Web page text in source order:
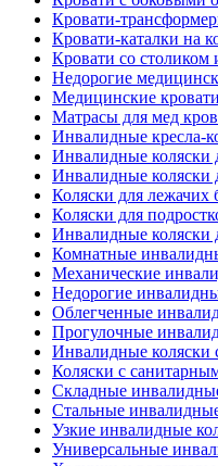
Кровати-
Кровати-каталки на
Кровати со столиком
Недорогие
Медицинские
Матрасы для мед
Инвалидные кресла-
Инвалидные коляски
Инвалидные коляски
Коляски для лежачих
Коляски для
Инвалидные коляски
Комнатные
Механические
Недорогие
Облегченные
Прогулочные
Инвалидные коляски
Коляски с
Складные
Стальные
Узкие инвалидные
Универсальные